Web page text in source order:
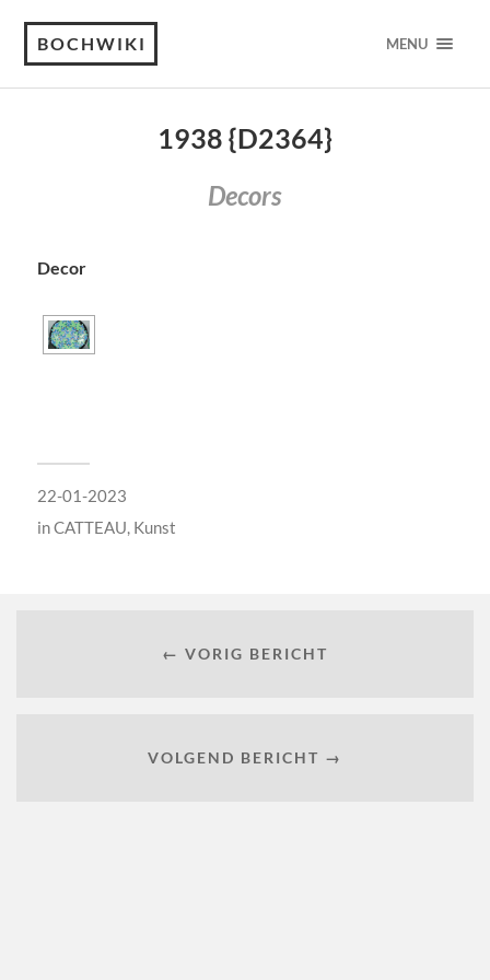
BOCHWIKI MENU
1938 {D2364}
Decors
Decor
22-01-2023
inCATTEAU, Kunst
← VORIG BERICHT
VOLGEND BERICHT →